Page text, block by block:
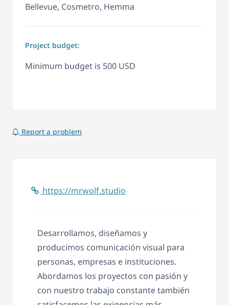
Bellevue, Cosmetro, Hemma
Project budget:
Minimum budget is 500 USD
Report a problem
https://mrwolf.studio
Desarrollamos, diseñamos y
producimos comunicación visual para
personas, empresas e instituciones.
Abordamos los proyectos con pasión y
con nuestro trabajo constante también